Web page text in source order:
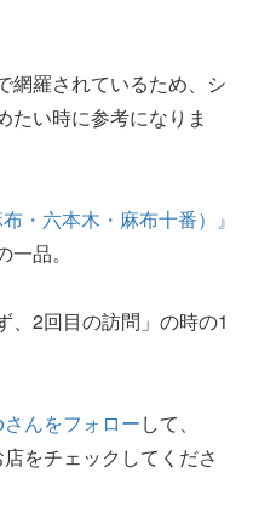
網羅されているため、シ
たい時に参考になりま
・六本木・麻布十番）』
品。
、2回目の訪問」の時の1
んをフォローして、
をチェックしてくださ